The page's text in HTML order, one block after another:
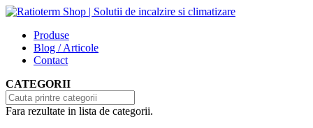
Produse
Blog / Articole
Contact
CATEGORII
Fara rezultate in lista de categorii.